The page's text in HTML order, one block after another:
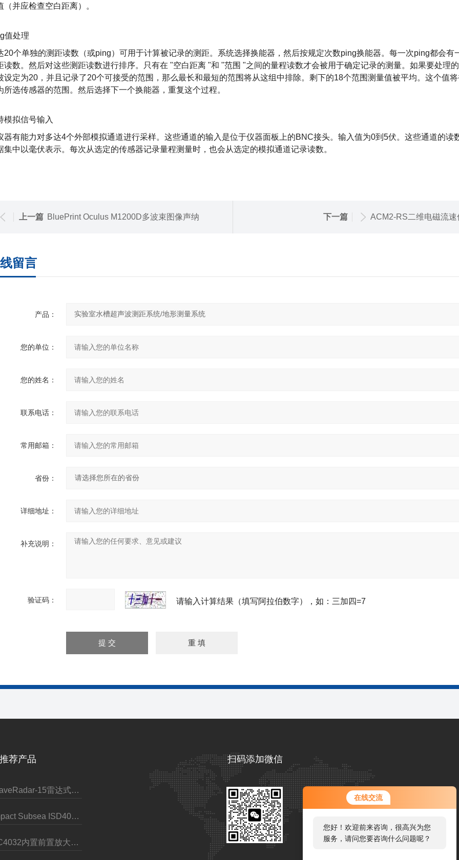
在线交流
您好！欢迎前来咨询，很高兴为您
服务，请问您要咨询什么问题呢？
您好，看您停留很久了，是否找到
了需求产品，您可以直接在线与我
（并应检查空白距离）。
值处理
20个单独的测距读数（或ping）可用于计算被记录的测距。系统选择换能器，然后按规定次数ping换能器。每一次ping都会有
读数。然后对这些测距读数进行排序。只有在 "空白距离 "和 "范围 "之间的量程读数才会被用于确定记录的测量。如果要处理
设定为20，并且记录了20个可接受的范围，那么最长和最短的范围将从这组中排除。剩下的18个范围测量值被平均。这个值
所选传感器的范围。然后选择下一个换能器，重复这个过程。
模拟信号输入
器有能力对多达4个外部模拟通道进行采样。这些通道的输入是位于仪器面板上的BNC接头。输入值为0到5伏。这些通道的读
集中以毫伏表示。每次从选定的传感器记录量程测量时，也会从选定的模拟通道记录读数。
上一篇 BluePrint Oculus M1200D多波束图像声纳 下一篇 ACM2-RS二维电磁流速
留言
产品：
您的单位：
您的姓名：
联系电话：
常用邮箱：
省份：
详细地址：
补充说明：
验证码： 请输入计算结果（填写阿拉伯数字），如：三加四=7
荐产品
WaveRadar-15雷达式波浪水位传感器
Impact Subsea ISD4000深度计（带AHRS）
TC4032内置前置放大器标量水听器
扫码添加微信